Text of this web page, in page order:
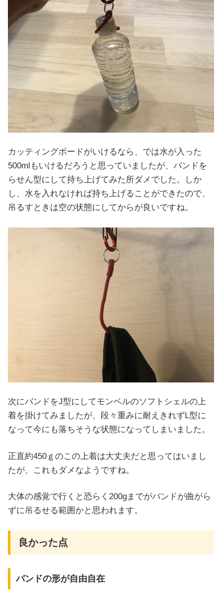
カッティングボードがいけるなら、では水が入った
500mlもいけるだろうと思っていましたが、バンドを
らせん型にして持ち上げてみた所ダメでした。しか
し、水を入れなければ持ち上げることができたので、
吊るすときは空の状態にしてからが良いですね。
次にバンドをJ型にしてモンベルのソフトシェルの上
着を掛けてみましたが、段々重みに耐えきれずL型に
なって今にも落ちそうな状態になってしまいました。
正直約450ｇのこの上着は大丈夫だと思ってはいまし
たが、これもダメなようですね。
大体の感覚で行くと恐らく200gまでがバンドが曲がら
ずに吊るせる範囲かと思われます。
良かった点
バンドの形が自由自在